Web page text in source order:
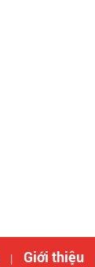
| Giới thiệu